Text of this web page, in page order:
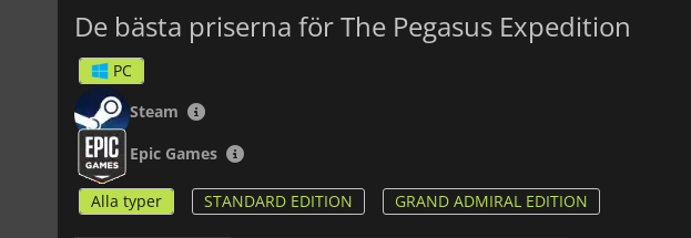
De bästa priserna för The Pegasus Expedition
PC
Steam
Epic Games
Alla typer STANDARD EDITION GRAND ADMIRAL EDITION